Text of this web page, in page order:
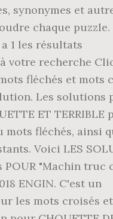
synonymes et
chaque puzzle.
1 les résultats
votre recherche
fléchés et mots
Les solutions
ET TERRIBLE
mots fléchés, ainsi
Voici LES
POUR "Machin truc
ENGIN. C'est un
les mots croisés